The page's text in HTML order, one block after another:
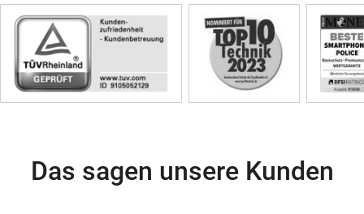
Skip
Siegel
Das sagen unsere Kunden